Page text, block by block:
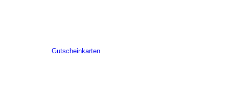
Gutscheinkarten